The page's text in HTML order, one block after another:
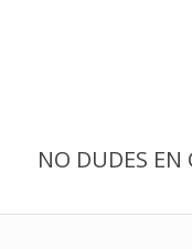
NO DUDES EN